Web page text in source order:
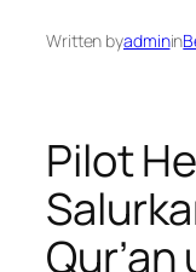
Written byadminin
Pilot